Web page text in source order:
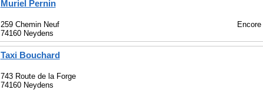
Muriel Pernin
259 Chemin Neuf
74160 Neydens
Encore
Taxi Bouchard
743 Route de la Forge
74160 Neydens